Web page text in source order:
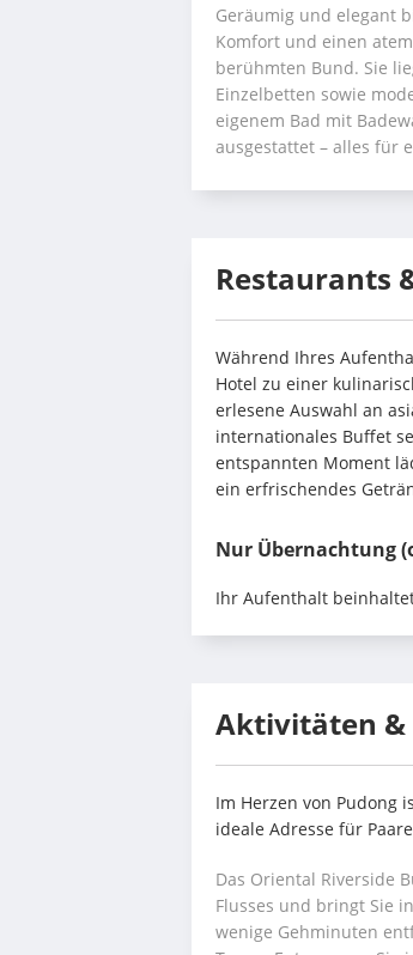
Geräumig und elegant
Komfort und einen
berühmten Bund. Sie
Einzelbetten sowie
eigenem Bad mit
ausgestattet – alles für
Restaurants
Während Ihres
Hotel zu einer
erlesene Auswahl an
internationales Buffet
entspannten Moment
ein erfrischendes
Nur Übernachtung
Ihr Aufenthalt
Aktivitäten &
Im Herzen von Pudong
ideale Adresse für
Das Oriental Riverside
Flusses und bringt Sie
wenige Gehminuten